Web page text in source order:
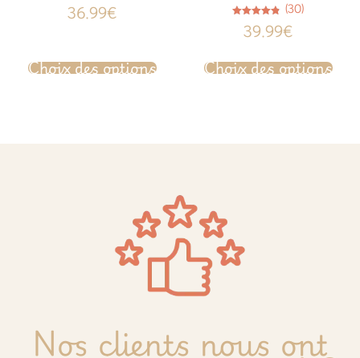
4.60
sur 5
36.99€
Choix des options
Note
4.77
sur 5
(30)
39.99€
Choix des options
Nos clients nous ont